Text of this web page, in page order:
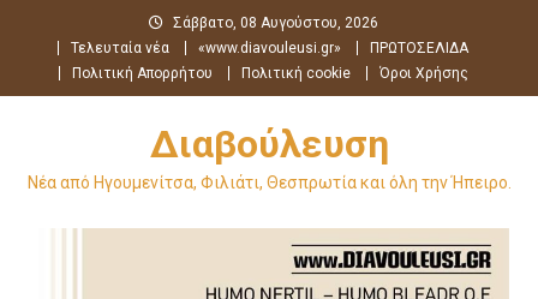
περιεχόμενο
Σάββατο, 08 Αυγούστου, 2026
Τελευταία νέα
«www.diavouleusi.gr»
ΠΡΩΤΟΣΕΛΙΔΑ
Πολιτική Απορρήτου
Πολιτική cookie Όροι Χρήσης
Διαβούλευση
Νέα από Ηγουμενίτσα, Φιλιάτι, Θεσπρωτία και όλη την Ήπειρο.